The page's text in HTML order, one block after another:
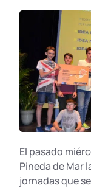
El pasado
Pineda de Mar
jornadas que